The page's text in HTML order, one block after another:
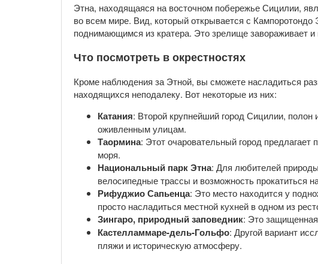
Этна, находящаяся на восточном побережье Сицилии,
во всем мире. Вид, который открывается с
поднимающимся из кратера. Это зрелище завораживает
Что посмотреть в окрестностях
Кроме наблюдения за Этной, вы сможете насладиться
находящихся неподалеку. Вот некоторые из них:
Катания: Второй крупнейший город Сицилии, полон
оживленным улицам.
Таормина: Этот очаровательный город
моря.
Национальный парк Этна: Для любителей
велосипедные трассы и возможность прокатиться
Рифуджио Сапьенца: Это место находится у
просто насладиться местной кухней в одном из
Зингаро, природный заповедник: Это
Кастелламмаре-дель-Гольфо: Другой вариант
пляжи и историческую атмосферу.